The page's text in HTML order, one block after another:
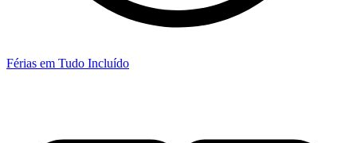
Férias em Tudo Incluído